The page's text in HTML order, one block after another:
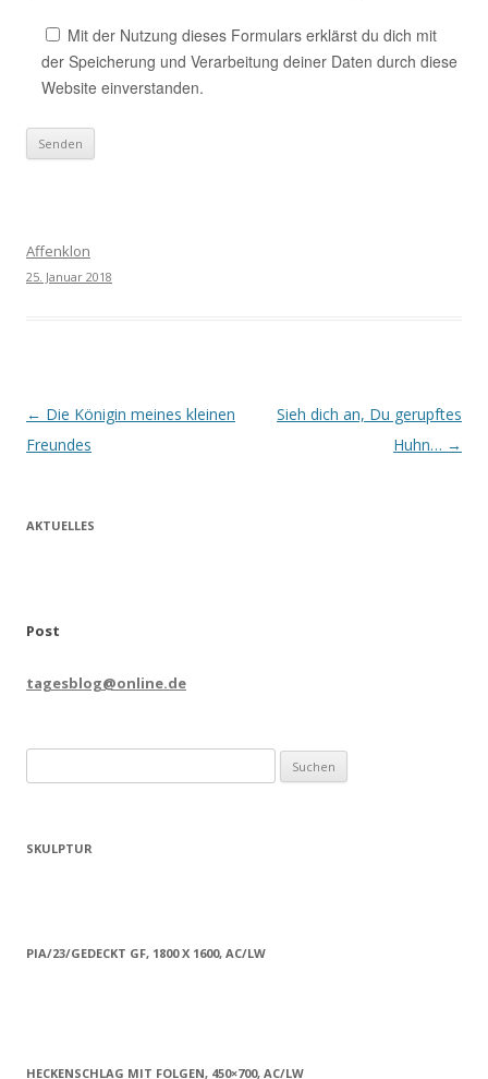
Mit der Nutzung dieses Formulars erklärst du dich mit
der Speicherung und Verarbeitung deiner Daten durch diese
Website einverstanden.
Affenklon
25. Januar 2018
Beitrags-
Navigation
← Die Königin meines kleinen
Freundes
Sieh dich an, Du gerupftes
Huhn… →
AKTUELLES
Post
tagesblog@online.de
nach:
SKULPTUR
PIA/23/GEDECKT GF, 1800 X 1600, AC/LW
HECKENSCHLAG MIT FOLGEN, 450×700, AC/LW